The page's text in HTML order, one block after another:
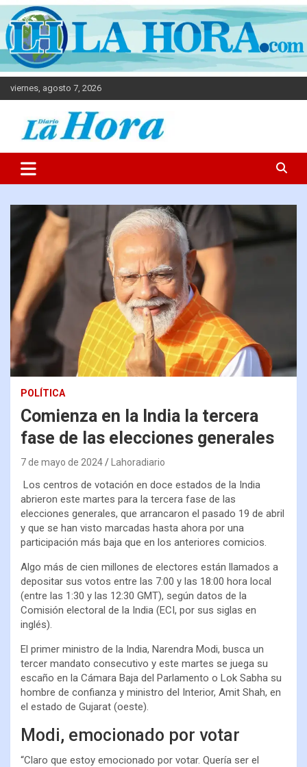
viernes, agosto 7, 2026
Diario La Hora
POLÍTICA
Comienza en la India la tercera
fase de las elecciones generales
7 de mayo de 2024 Lahoradiario
Los centros de votación en doce estados de la India
abrieron este martes para la tercera fase de las
elecciones generales, que arrancaron el pasado 19 de abril
y que se han visto marcadas hasta ahora por una
participación más baja que en los anteriores comicios.
Algo más de cien millones de electores están llamados a
depositar sus votos entre las 7:00 y las 18:00 hora local
(entre las 1:30 y las 12:30 GMT), según datos de la
Comisión electoral de la India (ECI, por sus siglas en
inglés).
El primer ministro de la India, Narendra Modi, busca un
tercer mandato consecutivo y este martes se juega su
escaño en la Cámara Baja del Parlamento o Lok Sabha su
hombre de confianza y ministro del Interior, Amit Shah, en
el estado de Gujarat (oeste).
Modi, emocionado por votar
“Claro que estoy emocionado por votar. Quería ser el